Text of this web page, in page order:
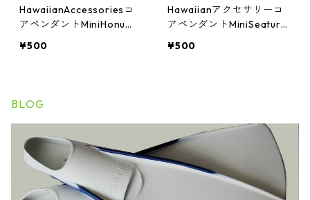
HawaiianAccessoriesコ
アペンダントMiniHonu
¥500
Hawaiianアクセサリーコ
アペンダントMiniSeaturtl
¥500
BLOG